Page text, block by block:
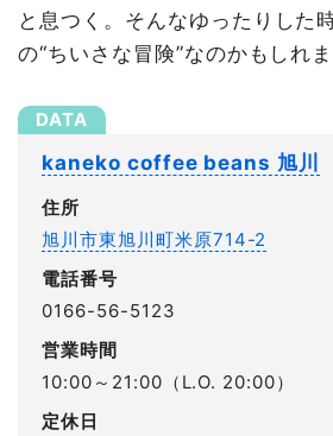
と息つく。そんなゆったりした
の“ちいさな冒険”なのかもしれま
kaneko coffee beans 旭川
住所
旭川市東旭川町米原714-2
電話番号
0166-56-5123
営業時間
10:00～21:00（L.O. 20:00）
定休日